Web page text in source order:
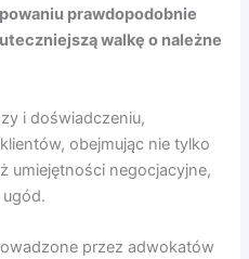
prawdopodobnie
walkę o należne
i doświadczeniu,
obejmując nie tylko
umiejętności negocjacyjne,
przez adwokatów